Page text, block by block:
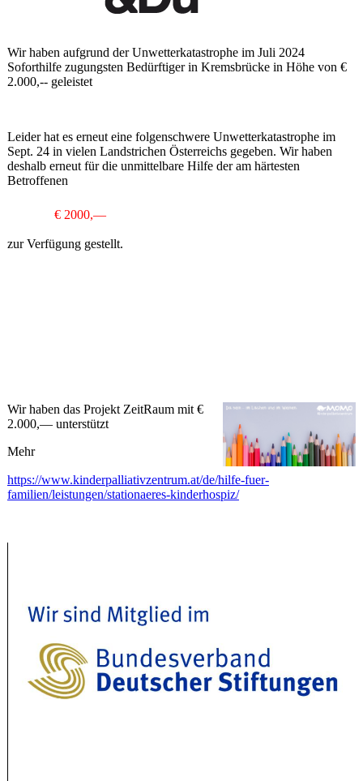
Wir haben aufgrund der Unwetterkatastrophe im Juli 2024
Soforthilfe zugungsten Bedürftiger in Kremsbrücke in Höhe von €
2.000,-- geleistet
Leider hat es erneut eine folgenschwere Unwetterkatastrophe im
Sept. 24 in vielen Landstrichen Österreichs gegeben. Wir haben
deshalb erneut für die unmittelbare Hilfe der am härtesten
Betroffenen
€ 2000,—
zur Verfügung gestellt.
Wir haben das Projekt ZeitRaum mit €
2.000,— unterstützt
Mehr
https://www.kinderpalliativzentrum.at/de/hilfe-fuer-
familien/leistungen/stationaeres-kinderhospiz/